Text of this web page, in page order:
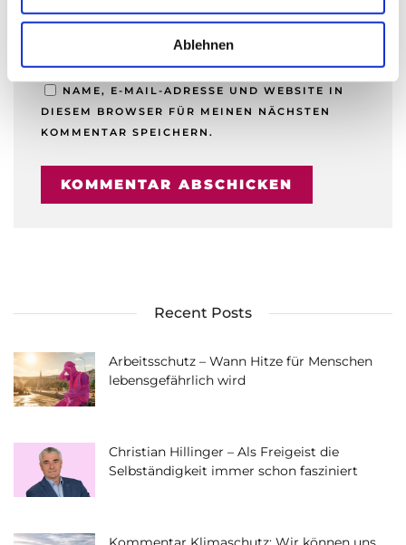
l
Ablehnen
NAME, E-MAIL-ADRESSE UND WEBSITE IN
DIESEM BROWSER FÜR MEINEN NÄCHSTEN
KOMMENTAR SPEICHERN.
Recent Posts
Arbeitsschutz – Wann Hitze für Menschen
lebensgefährlich wird
Christian Hillinger – Als Freigeist die
Selbständigkeit immer schon fasziniert